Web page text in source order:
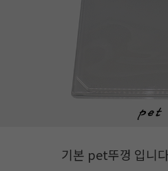
기본 pet뚜껑 입니